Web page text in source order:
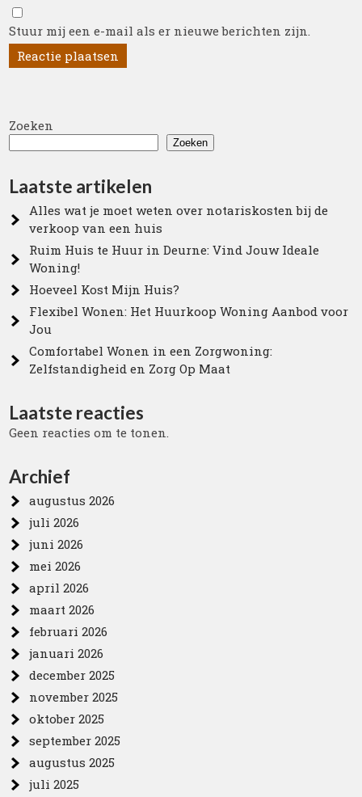
Stuur mij een e-mail als er nieuwe berichten zijn.
Zoeken
Zoeken
Laatste artikelen
Alles wat je moet weten over notariskosten bij de
verkoop van een huis
Ruim Huis te Huur in Deurne: Vind Jouw Ideale
Woning!
Hoeveel Kost Mijn Huis?
Flexibel Wonen: Het Huurkoop Woning Aanbod voor
Jou
Comfortabel Wonen in een Zorgwoning:
Zelfstandigheid en Zorg Op Maat
Laatste reacties
Geen reacties om te tonen.
Archief
augustus 2026
juli 2026
juni 2026
mei 2026
april 2026
maart 2026
februari 2026
januari 2026
december 2025
november 2025
oktober 2025
september 2025
augustus 2025
juli 2025